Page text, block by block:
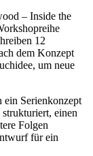
– Inside the
12
dem Konzept
um neue
Serienkonzept
einen
Folgen
für ein